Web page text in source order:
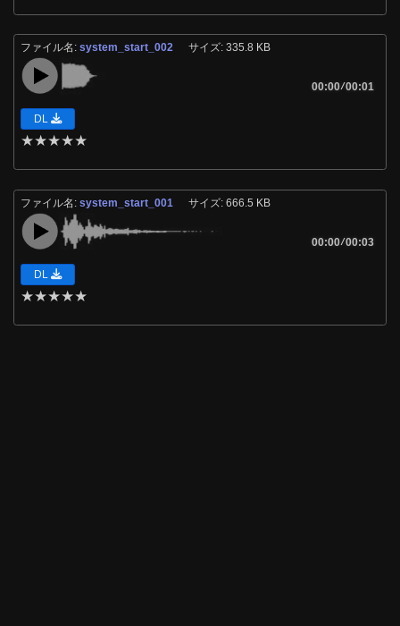
ファイル名:system_start_002 サイズ: 335.8 KB
00:00/00:01
DL
★★★★★
ファイル名:system_start_001 サイズ: 666.5 KB
00:00/00:03
DL
★★★★★